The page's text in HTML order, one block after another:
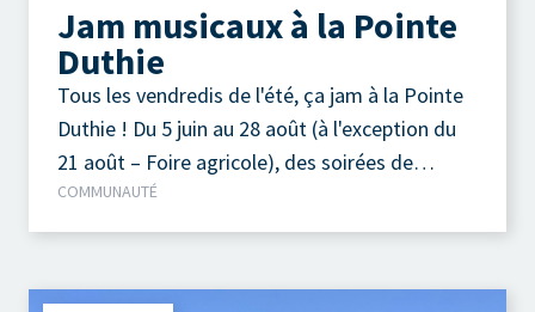
Jam musicaux à la Pointe
Duthie
Tous les vendredis de l'été, ça jam à la Pointe
Duthie ! Du 5 juin au 28 août (à l'exception du
21 août – Foire agricole), des soirées de
musique acoustique autour d'un feu de camp
sont organisées chaque vendredi soir.
COMMUNAUTÉ